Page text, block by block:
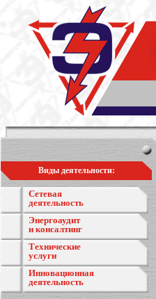
Виды деятельности:
Сетевая
деятельность
Энергоаудит
и консалтинг
Технические
услуги
Инновационная
деятельность